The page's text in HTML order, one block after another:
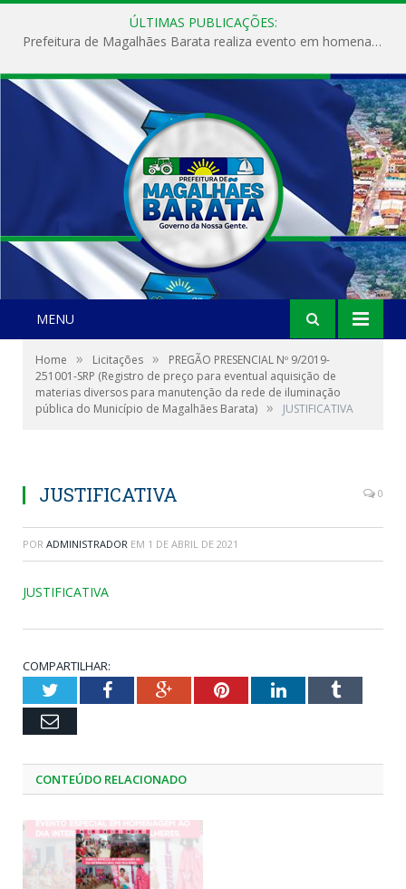
ÚLTIMAS PUBLICAÇÕES:
Prefeitura de Magalhães Barata realiza evento em homenagem ao Dia Internacional da Mulher
MENU
Home » Licitações »
PREGÃO PRESENCIAL Nº 9/2019-
251001-SRP (Registro de preço para eventual aquisição de
materias diversos para manutenção da rede de iluminação
pública do Município de Magalhães Barata) » JUSTIFICATIVA
JUSTIFICATIVA 0
POR ADMINISTRADOR EM 1 DE ABRIL DE 2021
JUSTIFICATIVA
COMPARTILHAR:
TwitterFacebookGoogle+PinterestLinkedInTumblr
Email
CONTEÚDO RELACIONADO